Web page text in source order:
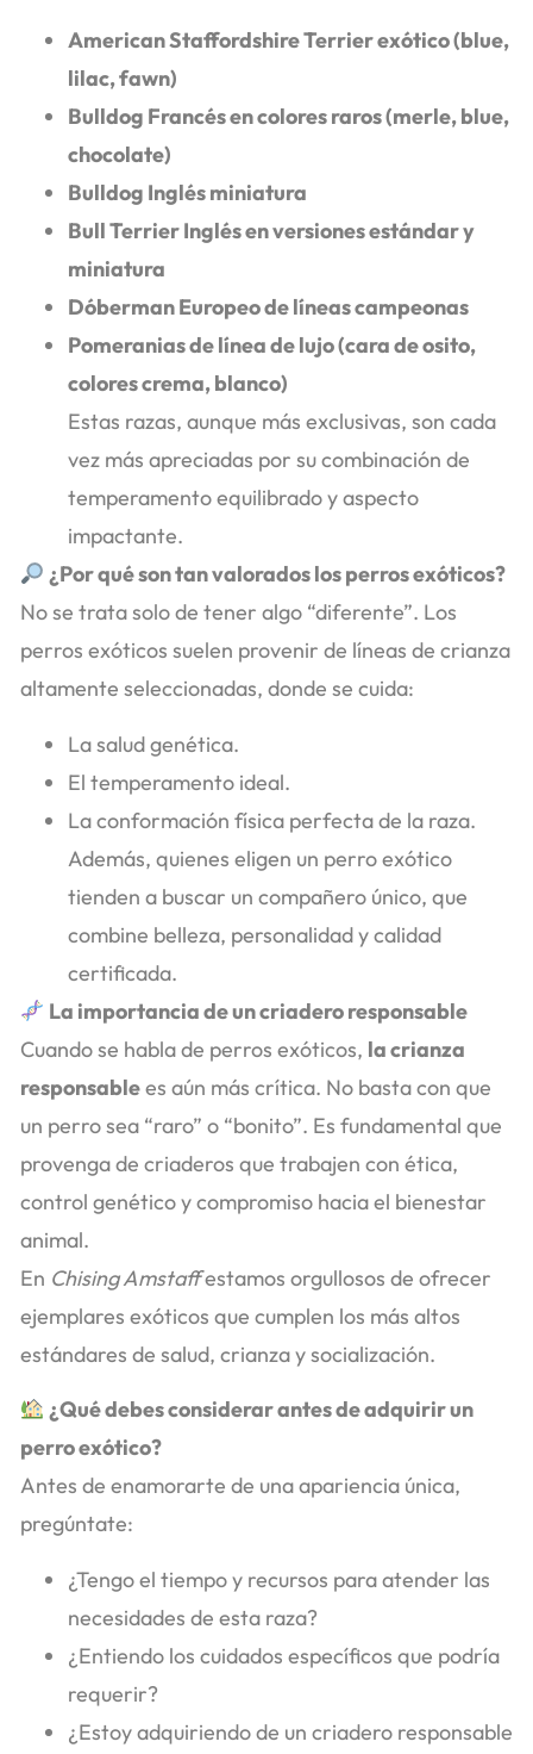
American Staffordshire Terrier exótico (blue,
lilac, fawn)
Bulldog Francés en colores raros (merle, blue,
chocolate)
Bulldog Inglés miniatura
Bull Terrier Inglés en versiones estándar y
miniatura
Dóberman Europeo de líneas campeonas
Pomeranias de línea de lujo (cara de osito,
colores crema, blanco)
Estas razas, aunque más exclusivas, son cada
vez más apreciadas por su combinación de
temperamento equilibrado y aspecto
impactante.
¿Por qué son tan valorados los perros exóticos?
No se trata solo de tener algo “diferente”. Los
perros exóticos suelen provenir de líneas de crianza
altamente seleccionadas, donde se cuida:
La salud genética.
El temperamento ideal.
La conformación física perfecta de la raza.
Además, quienes eligen un perro exótico
tienden a buscar un compañero único, que
combine belleza, personalidad y calidad
certificada.
La importancia de un criadero responsable
Cuando se habla de perros exóticos, la crianza
responsablees aún más crítica. No basta con que
un perro sea “raro” o “bonito”. Es fundamental que
provenga de criaderos que trabajen con ética,
control genético y compromiso hacia el bienestar
animal.
En Chising Amstaffestamos orgullosos de ofrecer
ejemplares exóticos que cumplen los más altos
estándares de salud, crianza y socialización.
¿Qué debes considerar antes de adquirir un
perro exótico?
Antes de enamorarte de una apariencia única,
pregúntate:
¿Tengo el tiempo y recursos para atender las
necesidades de esta raza?
¿Entiendo los cuidados específicos que podría
requerir?
¿Estoy adquiriendo de un criadero responsable